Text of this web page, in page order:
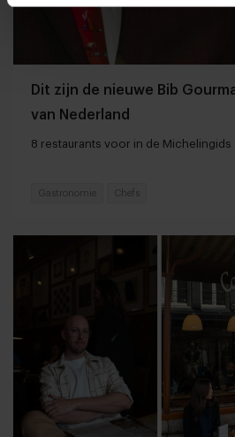
Dit zijn de nieuwe Bib
van Nederland
8 restaurants voor in de Michelingids
Gastronomie Chefs